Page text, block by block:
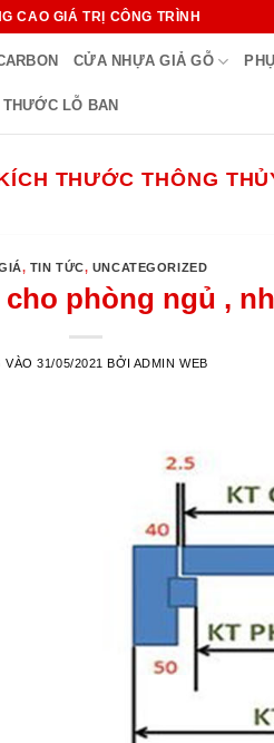
CAO GIÁ TRỊ CÔNG TRÌNH
CỬA NHỰA GIẢ GỖ
THƯỚC LỖ BAN
THƯỚC THÔNG
, TIN TỨC, UNCATEGORIZED
phòng ngủ ,
VÀO31/05/2021 BỞI ADMIN WEB